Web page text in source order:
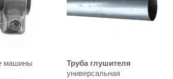
машины
Труба глушителя
универсальная